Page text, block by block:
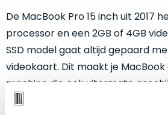
De MacBook Pro 15 inch uit 2017
processor en een 2GB of 4GB
SSD model gaat altijd gepaard
videokaart. Dit maakt je
machine die ook uitermate
3D renderingen of zware
–
Ongebruikt,
doos
éénmalig
geopend.
Dit
zoals
foto-
én
videobewerking.
prestaties
voor